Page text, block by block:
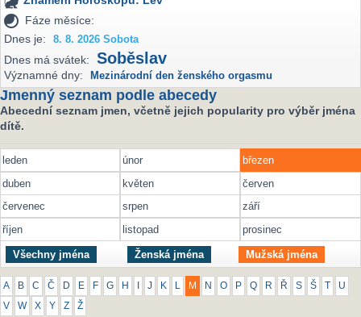
Fáze měsíce:
Dnes je:
8. 8. 2026 Sobota
Dnes má svátek: Soběslav
Významné dny: Mezinárodní den ženského orgasmu
Jmenný seznam podle abecedy
Abecední seznam jmen, včetně jejich popularity pro výběr jména
dítě.
leden únor
březen
duben
květen
červen
červenec
srpen
září
říjen
listopad prosinec
Všechny jména Ženská jména Mužská jména
A B C Č D E F G H J K M N O P Q R Ř S Š U
V W X Y Z Ž